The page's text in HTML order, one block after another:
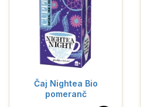
Čaj Nightea Bio
pomeranč